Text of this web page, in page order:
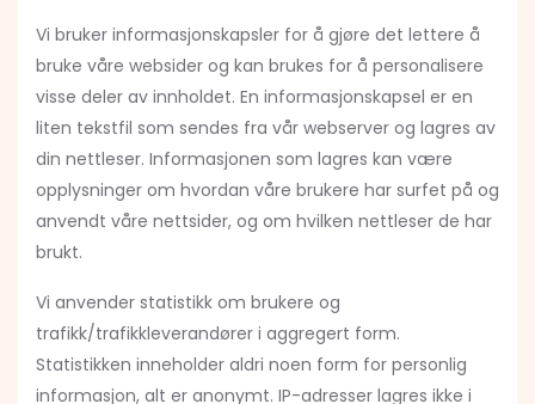
Vi bruker informasjonskapsler for å gjøre det lettere å
bruke våre websider og kan brukes for å personalisere
visse deler av innholdet. En informasjonskapsel er en
liten tekstfil som sendes fra vår webserver og lagres av
din nettleser. Informasjonen som lagres kan være
opplysninger om hvordan våre brukere har surfet på og
anvendt våre nettsider, og om hvilken nettleser de har
brukt.
Vi anvender statistikk om brukere og
trafikk/trafikkleverandører i aggregert form.
Statistikken inneholder aldri noen form for personlig
informasjon, alt er anonymt. IP-adresser lagres ikke i